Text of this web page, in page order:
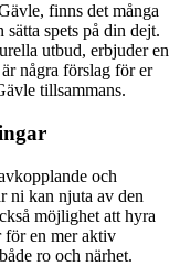
finns det många
spets på din dejt.
utbud, erbjuder en
några förslag för er
tillsammans.
och
ni kan njuta av den
möjlighet att hyra
för en mer aktiv
ro och närhet.